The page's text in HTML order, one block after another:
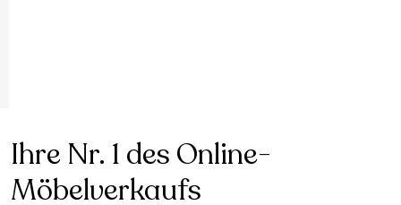
Ihre Nr. 1 des Online-
Möbelverkaufs